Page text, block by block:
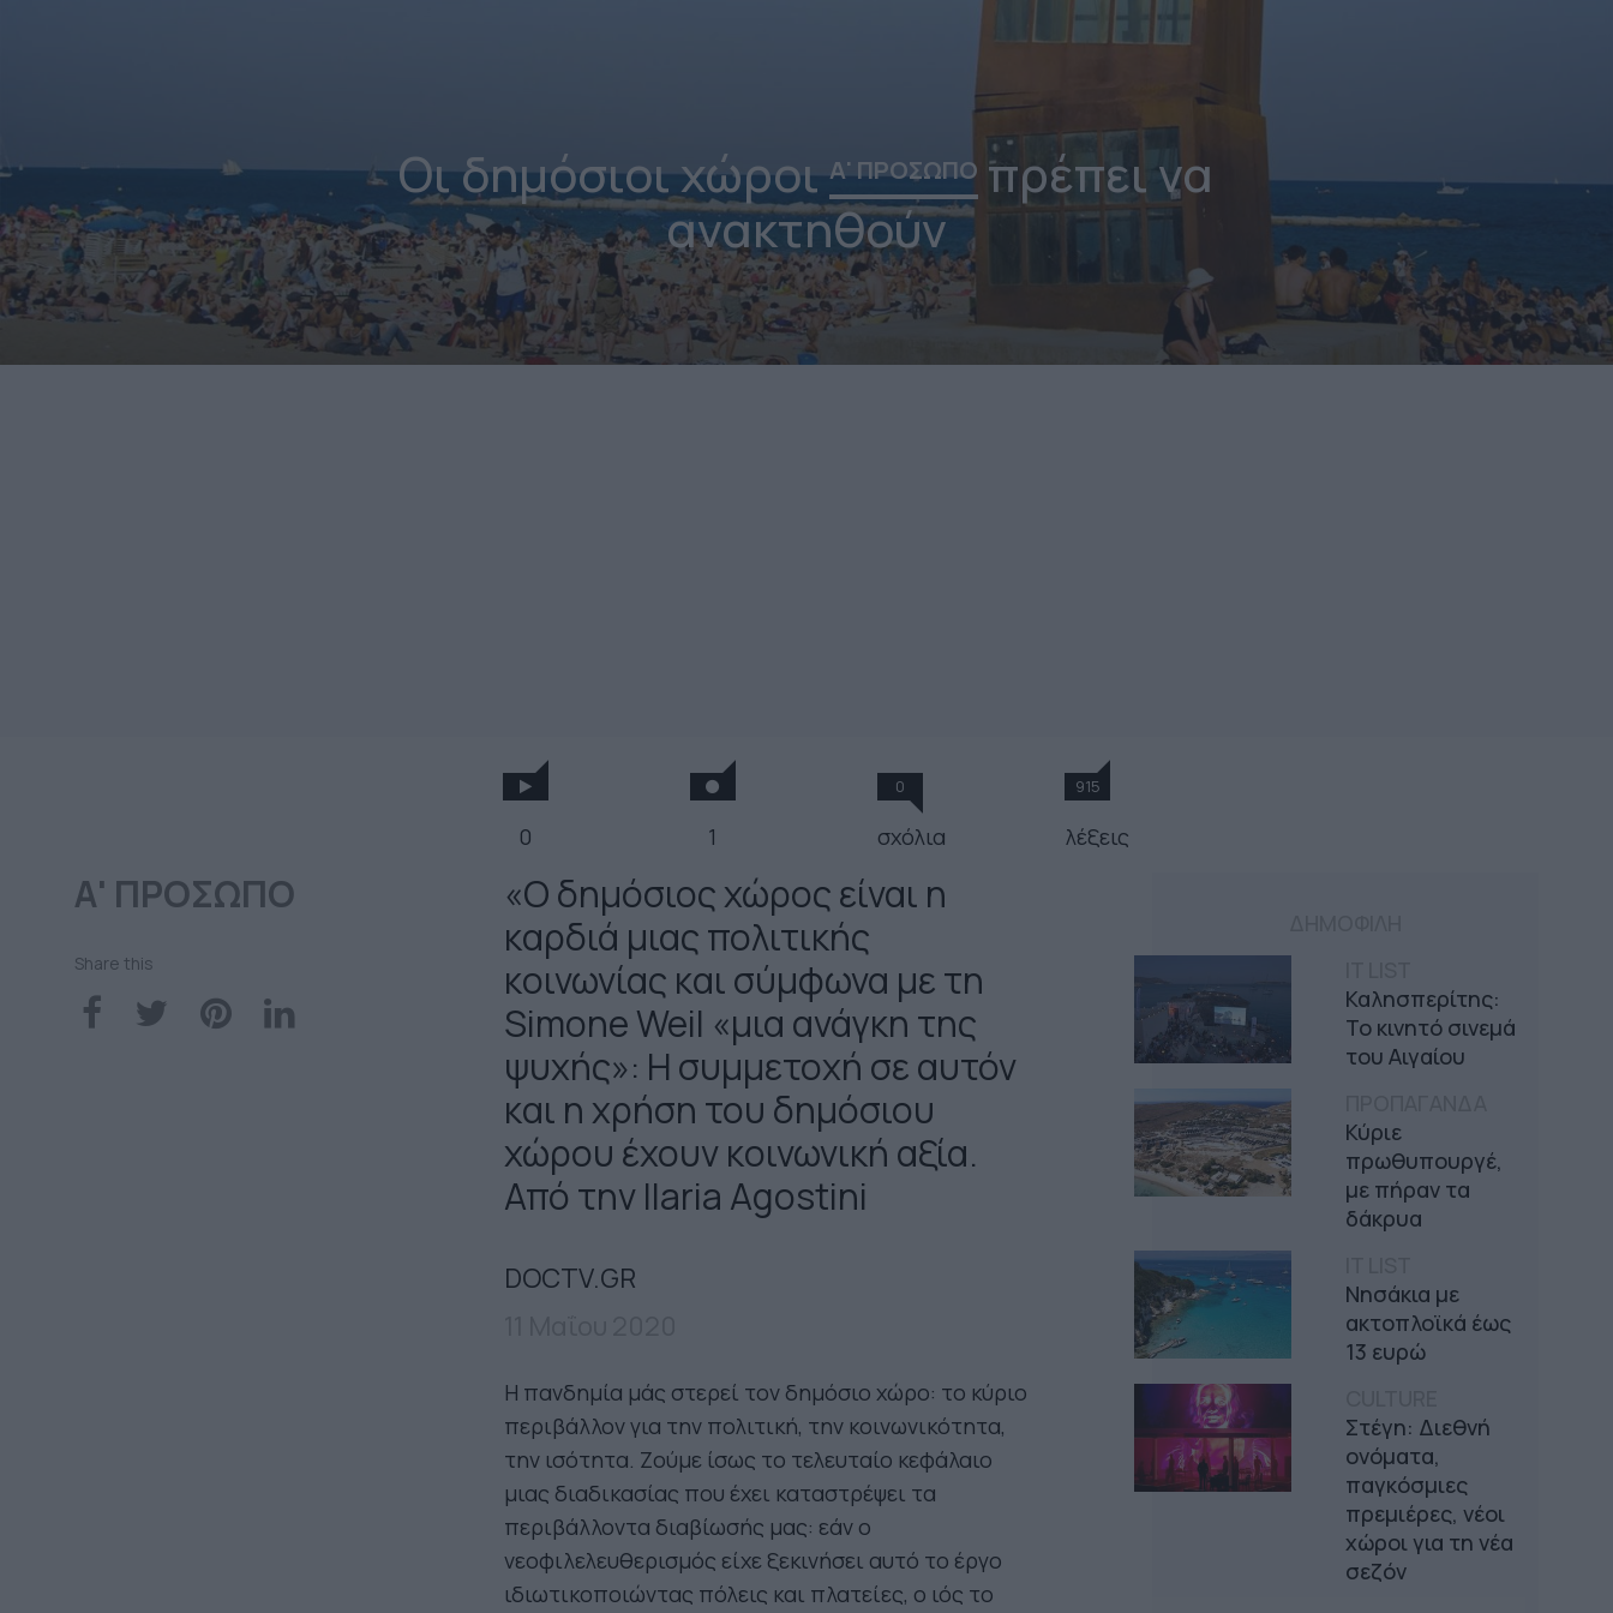
Οι δημόσιοι χώροιΑ' ΠΡΟΣΩΠΟ πρέπει να
ανακτηθούν
0 1
0
σχόλια
915
λέξεις
Α' ΠΡΟΣΩΠΟ
Share this
Καλησπερίτης:
Το κινητό σινεμά
του Αιγαίου
Κύριε
πρωθυπουργέ,
με πήραν τα
δάκρυα
Νησάκια με
ακτοπλοϊκά έως
13 ευρώ
Στέγη: Διεθνή
ονόματα,
παγκόσμιες
πρεμιέρες, νέοι
χώροι για τη νέα
σεζόν
«Ο δημόσιος χώρος είναι η
καρδιά μιας πολιτικής
κοινωνίας και σύμφωνα με τη
Simone Weil «μια ανάγκη της
ψυχής»: Η συμμετοχή σε αυτόν
και η χρήση του δημόσιου
χώρου έχουν κοινωνική αξία.
Από την Ilaria Agostini
DOCTV.GR
Η πανδημία μάς στερεί τον δημόσιο χώρο: το κύριο
περιβάλλον για την πολιτική, την κοινωνικότητα,
την ισότητα. Ζούμε ίσως το τελευταίο κεφάλαιο
μιας διαδικασίας που έχει καταστρέψει τα
περιβάλλοντα διαβίωσής μας: εάν ο
νεοφιλελευθερισμός είχε ξεκινήσει αυτό το έργο
ιδιωτικοποιώντας πόλεις και πλατείες, ο ιός το